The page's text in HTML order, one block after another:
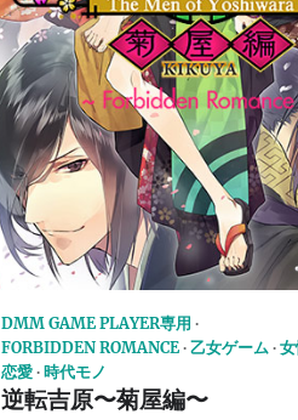
DMM GAME PLAYER専用
FORBIDDEN ROMANCE 乙女ゲーム
恋愛 時代モノ
逆転吉原〜菊屋編〜